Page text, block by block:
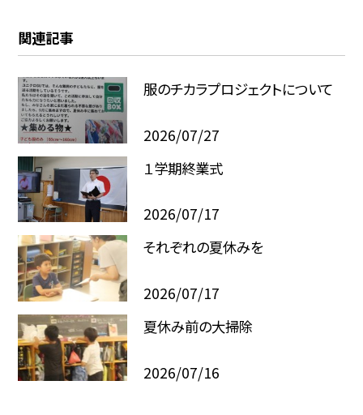
関連記事
服のチカラプロジェクトについて
2026/07/27
１学期終業式
2026/07/17
それぞれの夏休みを
2026/07/17
夏休み前の大掃除
2026/07/16